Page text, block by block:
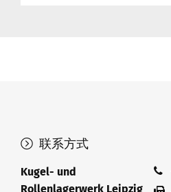
联系方式
Kugel- und
Rollenlagerwerk Leipzig